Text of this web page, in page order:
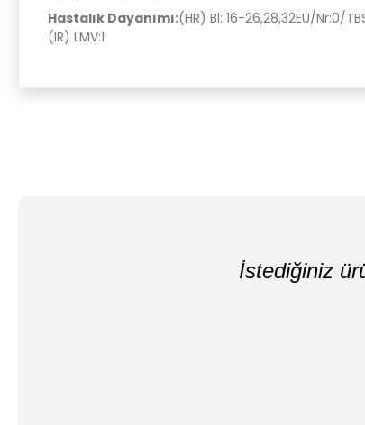
Hastalık Dayanımı:(HR) Bl: 16-26,28,32EU/Nr:0/
(IR) LMV:1
İstediğiniz